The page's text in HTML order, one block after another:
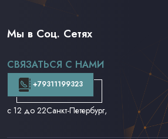
Виниловые Пластинки
Доставка и Оплата
Контакты
Мы в Соц. Сетях
СВЯЗАТЬСЯ С НАМИ
+79311199323
с 12 до 22Санкт-Петербург,